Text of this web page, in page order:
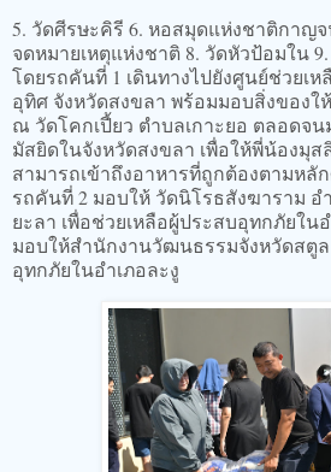
5. วัดศีรษะคิรี 6. หอสมุดแห่งชาติกาญจ
จดหมายเหตุแห่งชาติ 8. วัดหัวป้อมใน
โดยรถคันที่ 1 เดินทางไปยังศูนย์ช่วยเ
อุทิศ จังหวัดสงขลา พร้อมมอบสิ่งของ
ณ วัดโคกเปี้ยว ตำบลเกาะยอ ตลอดจ
มัสยิดในจังหวัดสงขลา เพื่อให้พี่น้องมุ
สามารถเข้าถึงอาหารที่ถูกต้องตามหลั
รถคันที่ 2 มอบให้ วัดนิโรธสังฆาราม อ
ยะลา เพื่อช่วยเหลือผู้ประสบอุทกภัยใน
มอบให้สำนักงานวัฒนธรรมจังหวัดสตูล
อุทกภัยในอำเภอละงู